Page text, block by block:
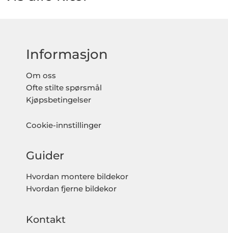
Informasjon
Om oss
Ofte stilte spørsmål
Kjøpsbetingelser
Cookie-innstillinger
Guider
Hvordan montere bildekor
Hvordan fjerne bildekor
Kontakt